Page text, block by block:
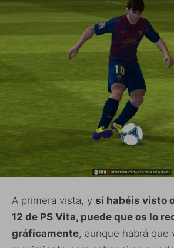
A primera vista, y si habéis visto
12 de PS Vita, puede que os lo
gráficamente, aunque habrá que